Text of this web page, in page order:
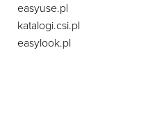
easyuse.pl
katalogi.csi.pl
easylook.pl